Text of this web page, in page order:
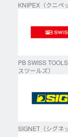
KNIPEX（クニペ
PB SWISS
スツールズ）
SIGNET（シグネ